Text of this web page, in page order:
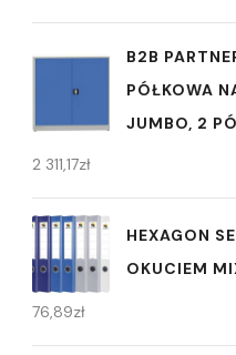
B2B
PÓŁKOWA
JUMBO, 2
2 311,17zł
HEXAGON
OKUCIEM
76,89zł